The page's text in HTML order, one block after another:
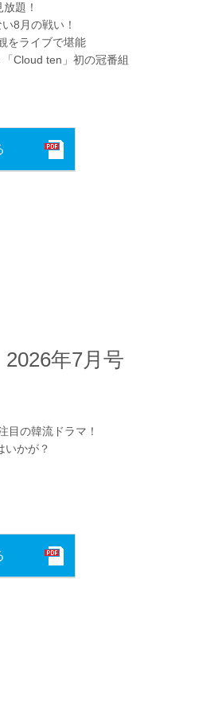
題！
8月の戦い！
をライブで堪能
Cloud ten」初の冠番組
年7月号
目の韓流ドラマ！
いかが？